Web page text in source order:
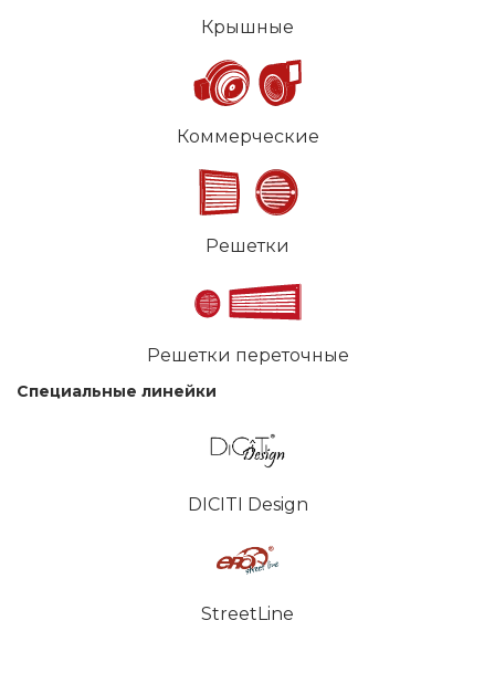
Крышные
Коммерческие
Решетки
Решетки переточные
Специальные линейки
DICITI Design
StreetLine